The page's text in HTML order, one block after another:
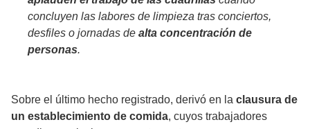
concluyen las labores de limpieza tras conciertos,
desfiles o jornadas de alta concentración de
personas.
Sobre el último hecho registrado, derivó en la clausura de
un establecimiento de comida, cuyos trabajadores